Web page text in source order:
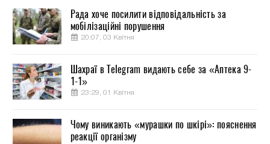
Рада хоче посилити відповідальність за
мобілізаційні порушення
20:07, 03 Квітня
Шахраї в Telegram видають себе за «Аптека 9-
1-1»
23:29, 01 Квітня
Чому виникають «мурашки по шкірі»: пояснення
реакції організму